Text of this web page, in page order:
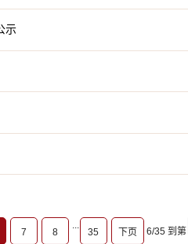
示
7 8 35 下页 6/35 到第